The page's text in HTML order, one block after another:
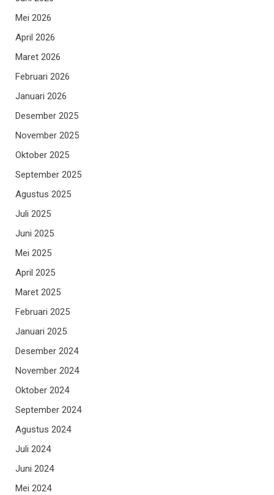
Mei 2026
April 2026
Maret 2026
Februari 2026
Januari 2026
Desember 2025
November 2025
Oktober 2025
September 2025
Agustus 2025
Juli 2025
Juni 2025
Mei 2025
April 2025
Maret 2025
Februari 2025
Januari 2025
Desember 2024
November 2024
Oktober 2024
September 2024
Agustus 2024
Juli 2024
Juni 2024
Mei 2024